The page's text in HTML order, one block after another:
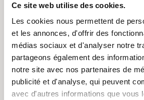
Ce site web utilise des cookies.
Les cookies nous permettent de
et les annonces, d'offrir des
médias sociaux et d'analyser notre
partageons également des
notre site avec nos partenaires de
publicité et d'analyse, qui peuvent
avec d'autres informations que vous
Non
Terasse